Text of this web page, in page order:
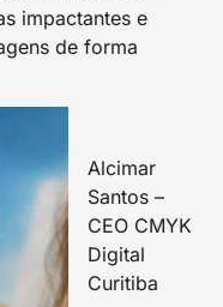
impactantes e
de forma
Alcimar
Santos –
CEO CMYK
Digital
Curitiba